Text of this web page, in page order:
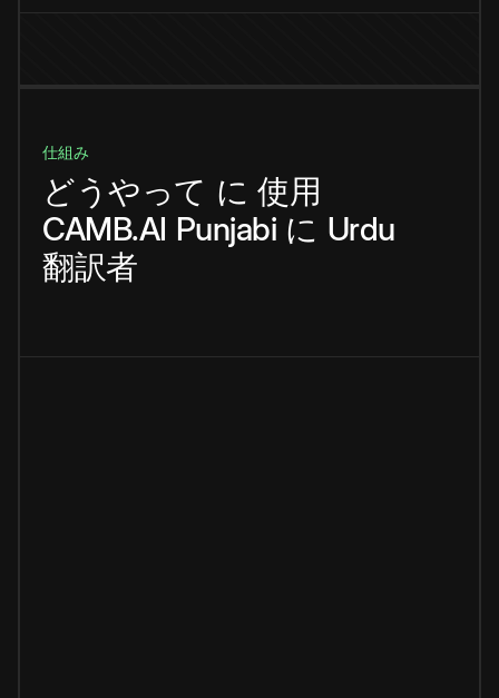
仕組み
どうやって に 使用
CAMB.AI Punjabi に Urdu
翻訳者